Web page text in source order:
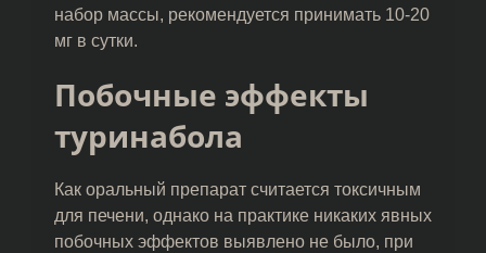
набор массы, рекомендуется принимать 10-20
мг в сутки.
Побочные эффекты
туринабола
Как оральный препарат считается токсичным
для печени, однако на практике никаких явных
побочных эффектов выявлено не было, при